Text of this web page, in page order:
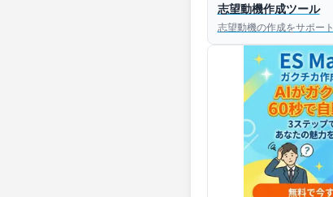
志望動機作成ツール
志望動機の作成をサポート